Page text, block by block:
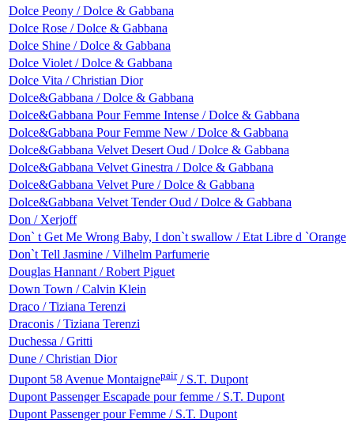
Dolce Peony / Dolce & Gabbana
Dolce Rose / Dolce & Gabbana
Dolce Shine / Dolce & Gabbana
Dolce Violet / Dolce & Gabbana
Dolce Vita / Christian Dior
Dolce&Gabbana / Dolce & Gabbana
Dolce&Gabbana Pour Femme Intense / Dolce & Gabbana
Dolce&Gabbana Pour Femme New / Dolce & Gabbana
Dolce&Gabbana Velvet Desert Oud / Dolce & Gabbana
Dolce&Gabbana Velvet Ginestra / Dolce & Gabbana
Dolce&Gabbana Velvet Pure / Dolce & Gabbana
Dolce&Gabbana Velvet Tender Oud / Dolce & Gabbana
Don / Xerjoff
Don` t Get Me Wrong Baby, I don`t swallow / Etat Libre d `Orange
Don`t Tell Jasmine / Vilhelm Parfumerie
Douglas Hannant / Robert Piguet
Down Town / Calvin Klein
Draco / Tiziana Terenzi
Draconis / Tiziana Terenzi
Duchessa / Gritti
Dune / Christian Dior
Dupont 58 Avenue Montaignepair/ S.T. Dupont
Dupont Passenger Escapade pour femme / S.T. Dupont
Dupont Passenger pour Femme / S.T. Dupont